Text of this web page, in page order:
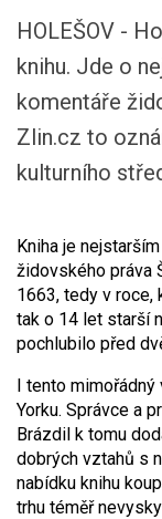
HOLEŠOV -
knihu. Jde o
komentáře
Zlin.cz to
kulturního
Kniha je
židovského práva
1663, tedy v roce,
tak o 14 let starší
pochlubilo před
I tento
Yorku. Správce a
Brázdil k tomu
dobrých vztahů s
nabídku knihu
trhu téměř